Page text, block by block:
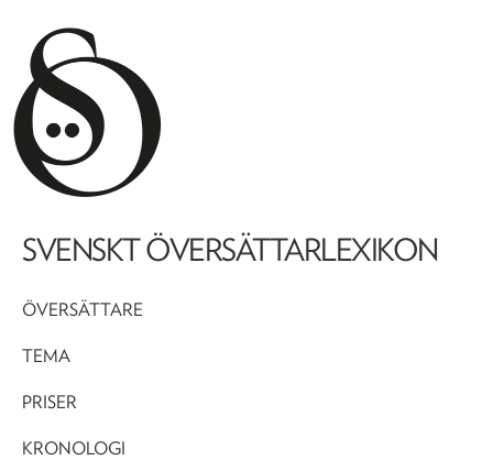
SVENSKT ÖVERSÄTTARLEXIKON
ÖVERSÄTTARE
TEMA
PRISER
KRONOLOGI